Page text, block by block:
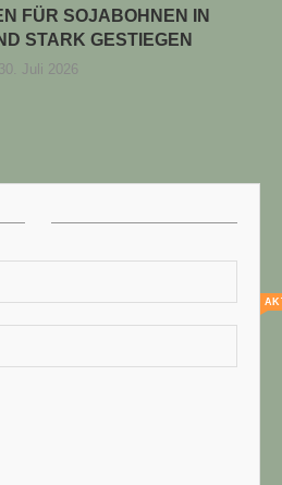
FÜR SOJABOHNEN IN
STARK GESTIEGEN
30. Juli 2026